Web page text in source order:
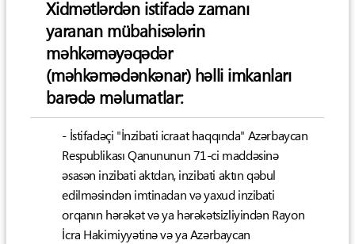
Xidmətlərdən istifadə zamanı
yaranan mübahisələrin
məhkəməyəqədər
(məhkəmədənkənar) həlli imkanları
barədə məlumatlar:
- İstifadəçi "İnzibati icraat haqqında" Azərbaycan
Respublikası Qanununun 71-ci maddəsinə
əsasən inzibati aktdan, inzibati aktın qəbul
edilməsindən imtinadan və yaxud inzibati
orqanın hərəkət və ya hərəkətsizliyindən Rayon
İcra Hakimiyyətinə və ya Azərbaycan